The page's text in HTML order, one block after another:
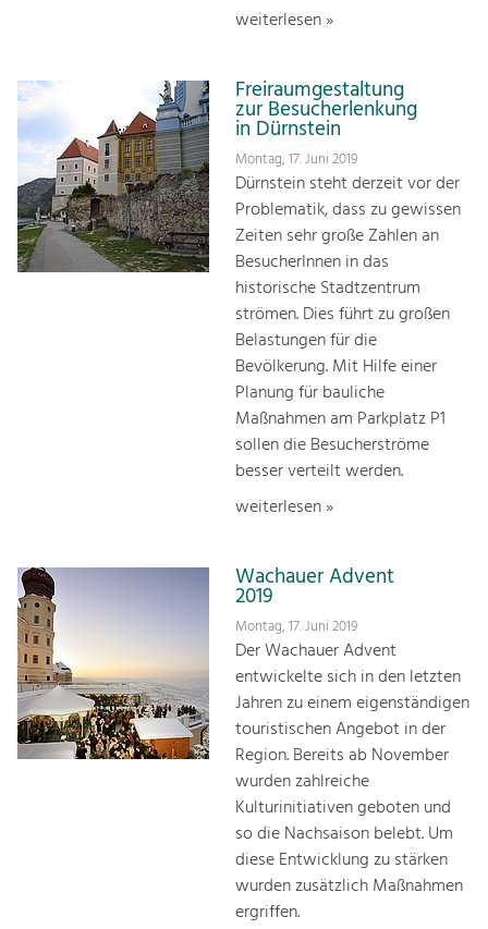
weiterlesen »
Freiraumgestaltung
zur Besucherlenkung
in Dürnstein
Montag, 17. Juni 2019
Dürnstein steht derzeit vor der
Problematik, dass zu gewissen
Zeiten sehr große Zahlen an
BesucherInnen in das
historische Stadtzentrum
strömen. Dies führt zu großen
Belastungen für die
Bevölkerung. Mit Hilfe einer
Planung für bauliche
Maßnahmen am Parkplatz P1
sollen die Besucherströme
besser verteilt werden.
weiterlesen »
Wachauer Advent
2019
Montag, 17. Juni 2019
Der Wachauer Advent
entwickelte sich in den letzten
Jahren zu einem eigenständigen
touristischen Angebot in der
Region. Bereits ab November
wurden zahlreiche
Kulturinitiativen geboten und
so die Nachsaison belebt. Um
diese Entwicklung zu stärken
wurden zusätzlich Maßnahmen
ergriffen.